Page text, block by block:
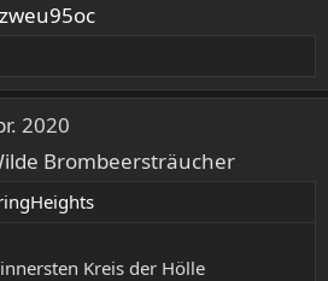
2020
Brombeersträucher
Kreis der Hölle